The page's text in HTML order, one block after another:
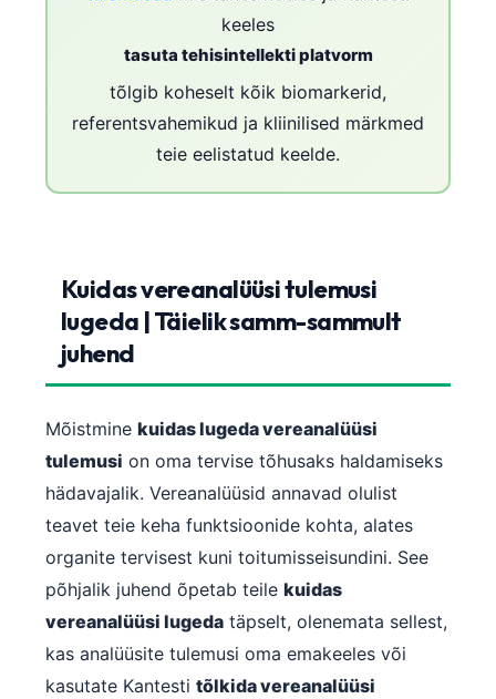
keeles
tasuta tehisintellekti platvorm
tõlgib koheselt kõik biomarkerid,
referentsvahemikud ja kliinilised märkmed
teie eelistatud keelde.
Kuidas vereanalüüsi tulemusi
lugeda | Täielik samm-sammult
juhend
Mõistmine kuidas lugeda vereanalüüsi
tulemusi on oma tervise tõhusaks haldamiseks
hädavajalik. Vereanalüüsid annavad olulist
teavet teie keha funktsioonide kohta, alates
organite tervisest kuni toitumisseisundini. See
põhjalik juhend õpetab teile kuidas
vereanalüüsi lugeda täpselt, olenemata sellest,
kas analüüsite tulemusi oma emakeeles või
kasutate Kantesti tõlkida vereanalüüsi